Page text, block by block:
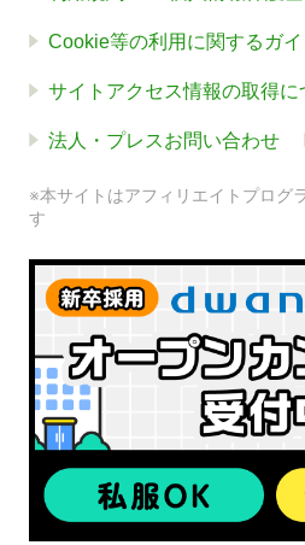
Cookie等の利用に関するガ
サイトアクセス情報の取得に
法人・プレスお問い合わせ
※本サイトはアフィリエイトプログ
す